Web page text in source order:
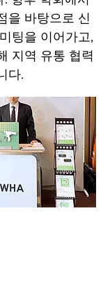
을 바탕으로 신
팅을 이어가고,
지역 유통 협력
다.